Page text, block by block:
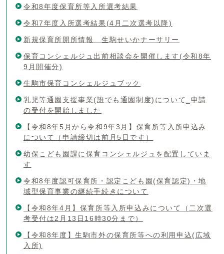
令和8年度保育所等入所選考結果
令和7年度入所選考結果(4月二次選考以降)
新規保育所開所情報 生駒せいかナーサリー
保育コンシェルジュ出前相談会を開催します(令和8年
9月開催分)
生駒市保育コンシェルジュブック
乳児等通園支援事業(誰でも通園制度)について_申請
の受付を開始しました
【令和8年5月から令和9年3月】保育所等入所申込み
について（申請締切は前月5日です）
幼保こども園課に保育コンシェルジュを配置していま
す
令和8年度認可保育所・認定こども園(保育認定)・地
域型保育事業の継続手続きについて
【令和8年4月】保育所等入所申込みについて（二次選
考受付は2月13日16時30分まで）
【令和8年度】生駒市外の保育所等への利用申込(広域
入所)